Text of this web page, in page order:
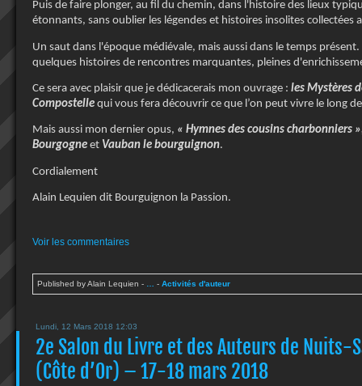
Puis de faire plonger, au fil du chemin, dans l'histoire des lieux
étonnants, sans oublier les légendes et histoires insolites collectées
Un saut dans l'époque médiévale, mais aussi dans le temps
quelques histoires de rencontres marquantes, pleines
Ce sera avec plaisir que je dédicacerais mon ouvrage : les Mystères
Compostelle qui vous fera découvrir ce que l’on peut vivre le long
Mais aussi mon dernier opus, « Hymnes des cousins charbonniers
Bourgogne et Vauban le bourguignon.
Cordialement
Alain Lequien dit Bourguignon la Passion.
Voir les commentaires
Published by Alain Lequien - … - Activités d'auteur
Lundi, 12 Mars 2018 12:03
2e Salon du Livre et des Auteurs de Nuits-
(Côte d’Or) – 17-18 mars 2018